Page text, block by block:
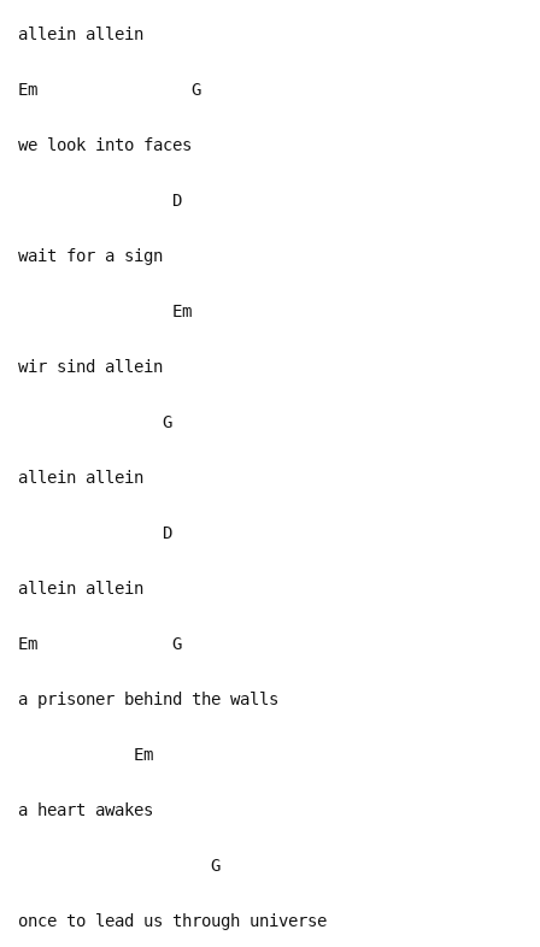
allein allein
Em G
we look into faces
D
wait for a sign
Em
wir sind allein
G
allein allein
D
allein allein
Em G
a prisoner behind the walls
Em
a heart awakes
G
once to lead us through universe